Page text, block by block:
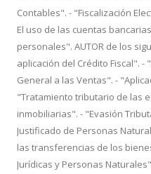
Contables". - "Fiscalización
El uso de las cuentas
personales". AUTOR de los
aplicación del Crédito Fiscal".
General a las Ventas". -
"Tratamiento tributario de las
inmobiliarias". - "Evasión
Justificado de Personas
las transferencias de los
Jurídicas y Personas